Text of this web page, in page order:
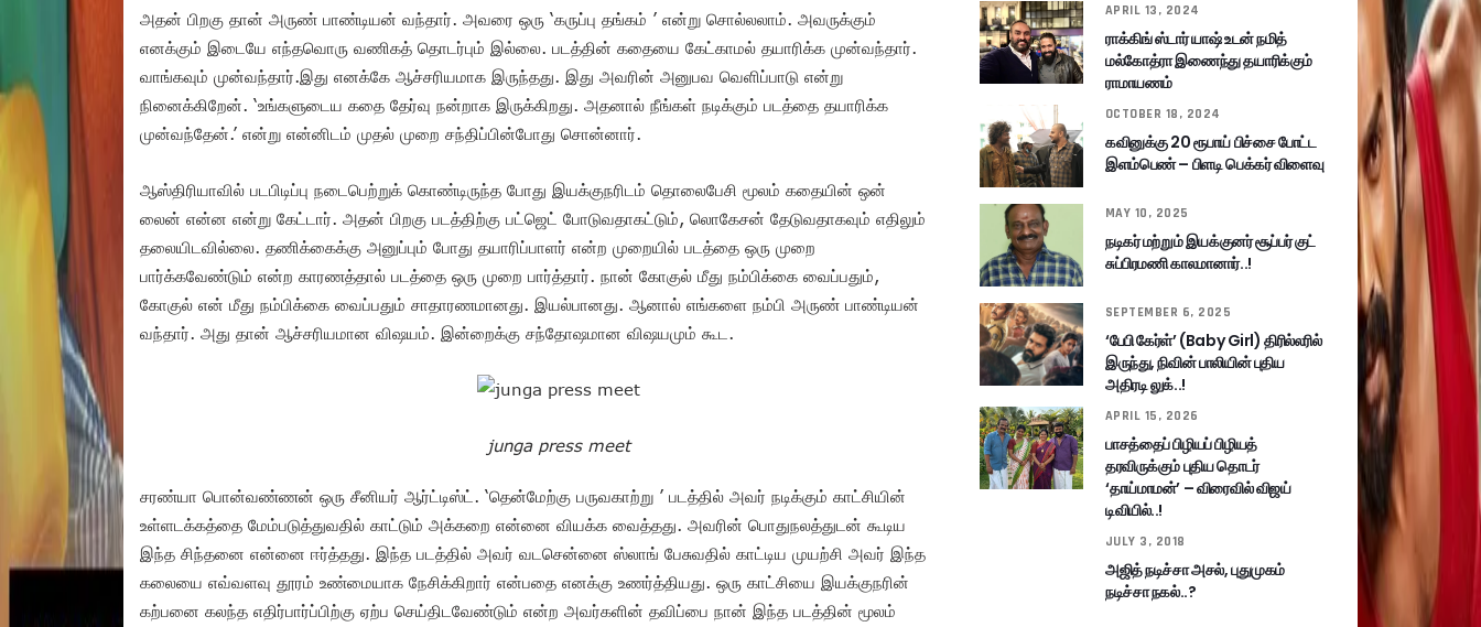
அதன் பிறகு தான் அருண் பாண்டியன் வந்தார். அவரை ஒரு ‘கருப்பு தங்கம் ’ என்று சொல்லலாம். அவருக்கும்
எனக்கும் இடையே எந்தவொரு வணிகத் தொடர்பும் இல்லை. படத்தின் கதையை கேட்காமல் தயாரிக்க முன்வந்தார்.
வாங்கவும் முன்வந்தார்.இது எனக்கே ஆச்சரியமாக இருந்தது. இது அவரின் அனுபவ வெளிப்பாடு என்று
நினைக்கிறேன். ‘உங்களுடைய கதை தேர்வு நன்றாக இருக்கிறது. அதனால் நீங்கள் நடிக்கும் படத்தை தயாரிக்க
முன்வந்தேன்.’ என்று என்னிடம் முதல் முறை சந்திப்பின்போது சொன்னார்.
ஆஸ்திரியாவில் படபிடிப்பு நடைபெற்றுக் கொண்டிருந்த போது இயக்குநரிடம் தொலைபேசி மூலம் கதையின் ஒன்
லைன் என்ன என்று கேட்டார். அதன் பிறகு படத்திற்கு பட்ஜெட் போடுவதாகட்டும், லொகேசன் தேடுவதாகவும் எதிலும்
தலையிடவில்லை. தணிக்கைக்கு அனுப்பும் போது தயாரிப்பாளர் என்ற முறையில் படத்தை ஒரு முறை
பார்க்கவேண்டும் என்ற காரணத்தால் படத்தை ஒரு முறை பார்த்தார். நான் கோகுல் மீது நம்பிக்கை வைப்பதும்,
கோகுல் என் மீது நம்பிக்கை வைப்பதும் சாதாரணமானது. இயல்பானது. ஆனால் எங்களை நம்பி அருண் பாண்டியன்
வந்தார். அது தான் ஆச்சரியமான விஷயம். இன்றைக்கு சந்தோஷமான விஷயமும் கூட.
junga press meet
சரண்யா பொன்வண்ணன் ஒரு சீனியர் ஆர்ட்டிஸ்ட். ‘தென்மேற்கு பருவகாற்று ’ படத்தில் அவர் நடிக்கும் காட்சியின்
உள்ளடக்கத்தை மேம்படுத்துவதில் காட்டும் அக்கறை என்னை வியக்க வைத்தது. அவரின் பொதுநலத்துடன் கூடிய
இந்த சிந்தனை என்னை ஈர்த்தது. இந்த படத்தில் அவர் வடசென்னை ஸ்லாங் பேசுவதில் காட்டிய முயற்சி அவர் இந்த
கலையை எவ்வளவு தூரம் உண்மையாக நேசிக்கிறார் என்பதை எனக்கு உணர்த்தியது. ஒரு காட்சியை இயக்குநரின்
கற்பனை கலந்த எதிர்பார்ப்பிற்கு ஏற்ப செய்திடவேண்டும் என்ற அவர்களின் தவிப்பை நான் இந்த படத்தின் மூலம்
APRIL 13, 2024
ராக்கிங் ஸ்டார் யாஷ் உடன் நமித்
மல்கோத்ரா இணைந்து தயாரிக்கும்
ராமாயணம்
OCTOBER 18, 2024
கவினுக்கு 20 ரூபாய் பிச்சை போட்ட
இளம்பெண் – பிளடி பெக்கர் விளைவு
MAY 10, 2025
நடிகர் மற்றும் இயக்குனர் சூப்பர் குட்
சுப்பிரமணி காலமானார்..!
SEPTEMBER 6, 2025
‘பேபி கேர்ள்’ (Baby Girl) திரில்லரில்
இருந்து, நிவின் பாலியின் புதிய
அதிரடி லுக்..!
APRIL 15, 2026
பாசத்தைப் பிழியப் பிழியத்
தரவிருக்கும் புதிய தொடர்
‘தாய்மாமன்’ – விரைவில் விஜய்
டிவியில்..!
JULY 3, 2018
அஜித் நடிச்சா அசல், புதுமுகம்
நடிச்சா நகல்..?